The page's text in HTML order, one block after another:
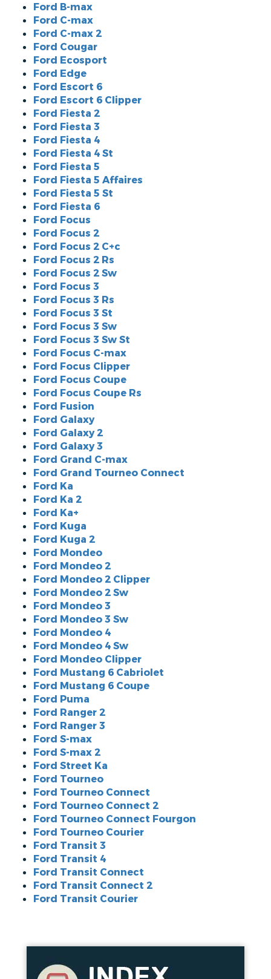
Ford B-max
Ford C-max
Ford C-max 2
Ford Cougar
Ford Ecosport
Ford Edge
Ford Escort 6
Ford Escort 6 Clipper
Ford Fiesta 2
Ford Fiesta 3
Ford Fiesta 4
Ford Fiesta 4 St
Ford Fiesta 5
Ford Fiesta 5 Affaires
Ford Fiesta 5 St
Ford Fiesta 6
Ford Focus
Ford Focus 2
Ford Focus 2 C+c
Ford Focus 2 Rs
Ford Focus 2 Sw
Ford Focus 3
Ford Focus 3 Rs
Ford Focus 3 St
Ford Focus 3 Sw
Ford Focus 3 Sw St
Ford Focus C-max
Ford Focus Clipper
Ford Focus Coupe
Ford Focus Coupe Rs
Ford Fusion
Ford Galaxy
Ford Galaxy 2
Ford Galaxy 3
Ford Grand C-max
Ford Grand Tourneo Connect
Ford Ka
Ford Ka 2
Ford Ka+
Ford Kuga
Ford Kuga 2
Ford Mondeo
Ford Mondeo 2
Ford Mondeo 2 Clipper
Ford Mondeo 2 Sw
Ford Mondeo 3
Ford Mondeo 3 Sw
Ford Mondeo 4
Ford Mondeo 4 Sw
Ford Mondeo Clipper
Ford Mustang 6 Cabriolet
Ford Mustang 6 Coupe
Ford Puma
Ford Ranger 2
Ford Ranger 3
Ford S-max
Ford S-max 2
Ford Street Ka
Ford Tourneo
Ford Tourneo Connect
Ford Tourneo Connect 2
Ford Tourneo Connect Fourgon
Ford Tourneo Courier
Ford Transit 3
Ford Transit 4
Ford Transit Connect
Ford Transit Connect 2
Ford Transit Courier